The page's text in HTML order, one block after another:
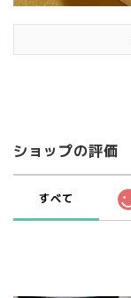
ショップの評価
すべて